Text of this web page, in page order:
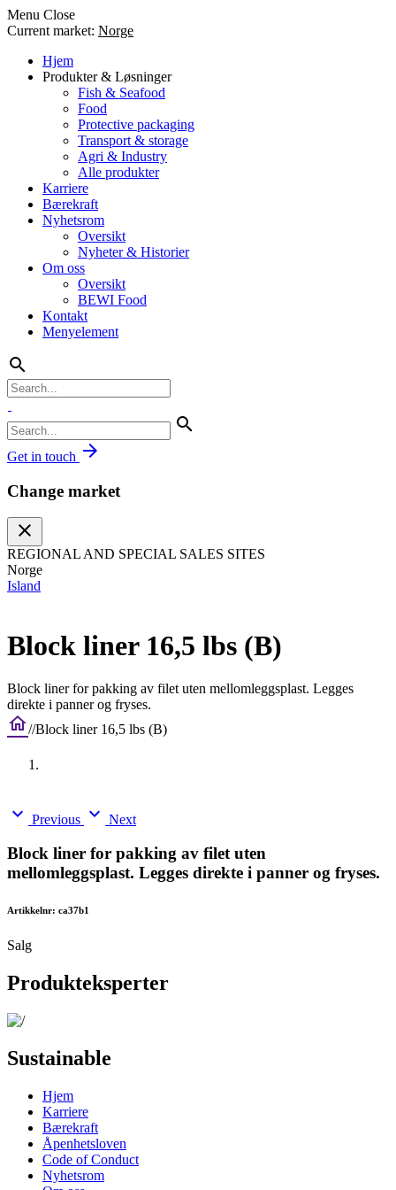
Menu Close
Current market: Norge
Hjem
Produkter & Løsninger
Fish & Seafood
Food
Protective packaging
Transport & storage
Agri & Industry
Alle produkter
Karriere
Bærekraft
Nyhetsrom
Oversikt
Nyheter & Historier
Om oss
Oversikt
BEWI Food
Kontakt
Menyelement
search
search
Get in touch arrow_forward
Change market
close
REGIONAL AND SPECIAL SALES SITES
Norge
Island
Block liner 16,5 lbs (B)
Block liner for pakking av filet uten mellomleggsplast. Legges
direkte i panner og fryses.
home//Block liner 16,5 lbs (B)
expand_more Previous expand_more Next
Block liner for pakking av filet uten
mellomleggsplast. Legges direkte i panner og fryses.
Artikkelnr: ca37b1
Salg
Produkteksperter
Sustainable
Hjem
Karriere
Bærekraft
Åpenhetsloven
Code of Conduct
Nyhetsrom